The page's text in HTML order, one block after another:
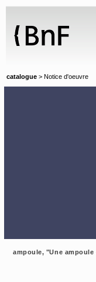
catalogue > Notice d'oeuvre
ampoule, "Une